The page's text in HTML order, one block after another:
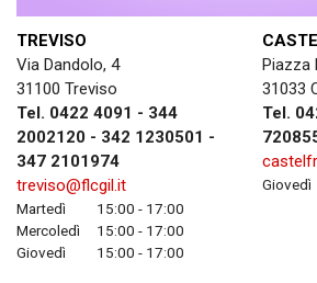
TREVISO
Via Dandolo, 4
31100 Treviso
Tel. 0422 4091 - 344
2002120 - 342 1230501 -
347 2101974
treviso@flcgil.it
Martedì
15:00 - 17:00
Mercoledì
15:00 - 17:00
Giovedì
15:00 - 17:00
Piazza
31033
Tel.
Giovedì